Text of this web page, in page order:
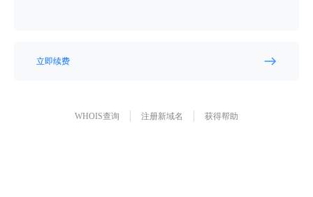
立即续费
WHOIS查询 注册新域名 获得帮助